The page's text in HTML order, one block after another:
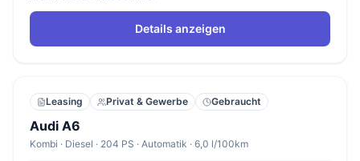
Details anzeigen
Leasing Privat & Gewerbe Gebraucht
Audi A6
Kombi · Diesel · 204 PS · Automatik · 6,0 l/100km